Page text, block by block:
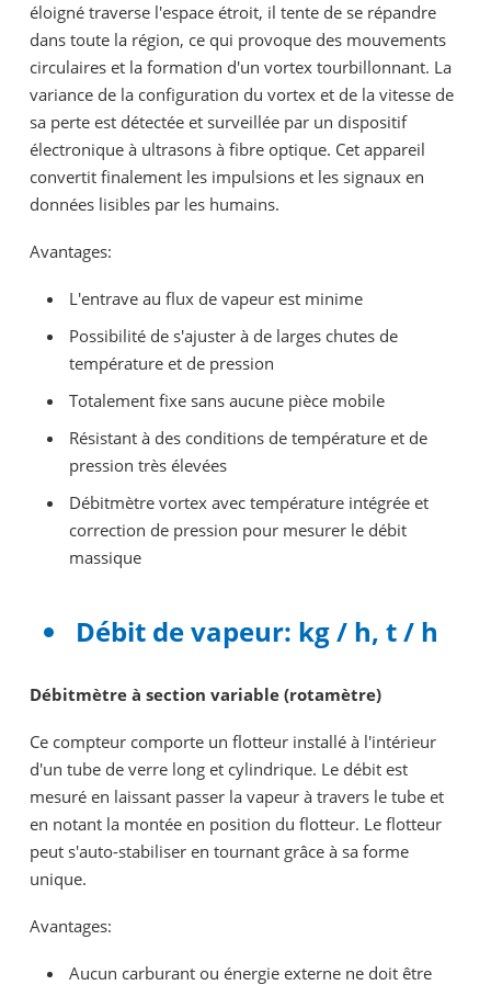
éloigné traverse l'espace étroit, il tente de se répandre
dans toute la région, ce qui provoque des mouvements
circulaires et la formation d'un vortex tourbillonnant. La
variance de la configuration du vortex et de la vitesse de
sa perte est détectée et surveillée par un dispositif
électronique à ultrasons à fibre optique. Cet appareil
convertit finalement les impulsions et les signaux en
données lisibles par les humains.
Avantages:
L'entrave au flux de vapeur est minime
Possibilité de s'ajuster à de larges chutes de
température et de pression
Totalement fixe sans aucune pièce mobile
Résistant à des conditions de température et de
pression très élevées
Débitmètre vortex avec température intégrée et
correction de pression pour mesurer le débit
massique
Débit de vapeur: kg / h, t / h
Débitmètre à section variable (rotamètre)
Ce compteur comporte un flotteur installé à l'intérieur
d'un tube de verre long et cylindrique. Le débit est
mesuré en laissant passer la vapeur à travers le tube et
en notant la montée en position du flotteur. Le flotteur
peut s'auto-stabiliser en tournant grâce à sa forme
unique.
Avantages:
Aucun carburant ou énergie externe ne doit être